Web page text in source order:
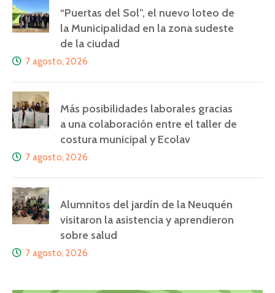
“Puertas del Sol”, el nuevo loteo de
la Municipalidad en la zona sudeste
de la ciudad
7 agosto, 2026
Más posibilidades laborales gracias
a una colaboración entre el taller de
costura municipal y Ecolav
7 agosto, 2026
Alumnitos del jardín de la Neuquén
visitaron la asistencia y aprendieron
sobre salud
7 agosto, 2026